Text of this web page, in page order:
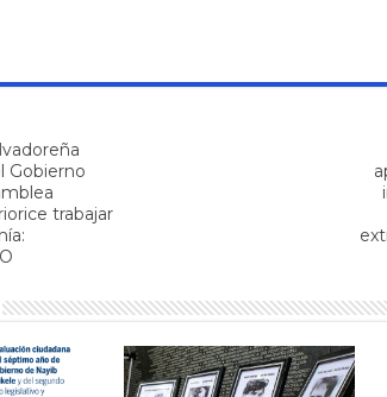
Gobierno
trabajar